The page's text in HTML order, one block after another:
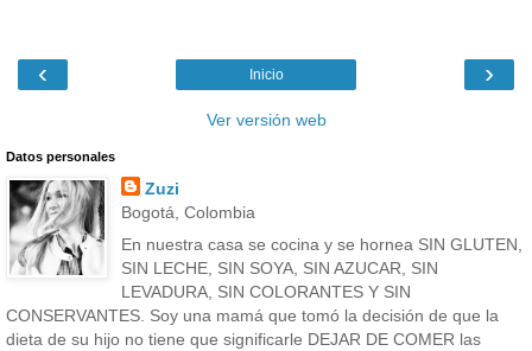
‹ ›
Inicio
Ver versión web
Datos personales
Zuzi
Bogotá, Colombia
En nuestra casa se cocina y se hornea SIN GLUTEN,
SIN LECHE, SIN SOYA, SIN AZUCAR, SIN
LEVADURA, SIN COLORANTES Y SIN
CONSERVANTES. Soy una mamá que tomó la decisión de que la
dieta de su hijo no tiene que significarle DEJAR DE COMER las